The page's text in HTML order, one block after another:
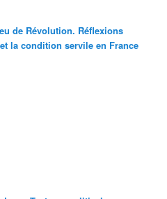
de Révolution. Réflexions
la condition servile en France